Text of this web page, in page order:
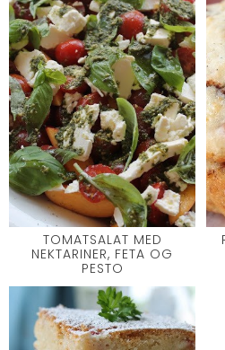
TOMATSALAT MED
NEKTARINER, FETA OG
PESTO